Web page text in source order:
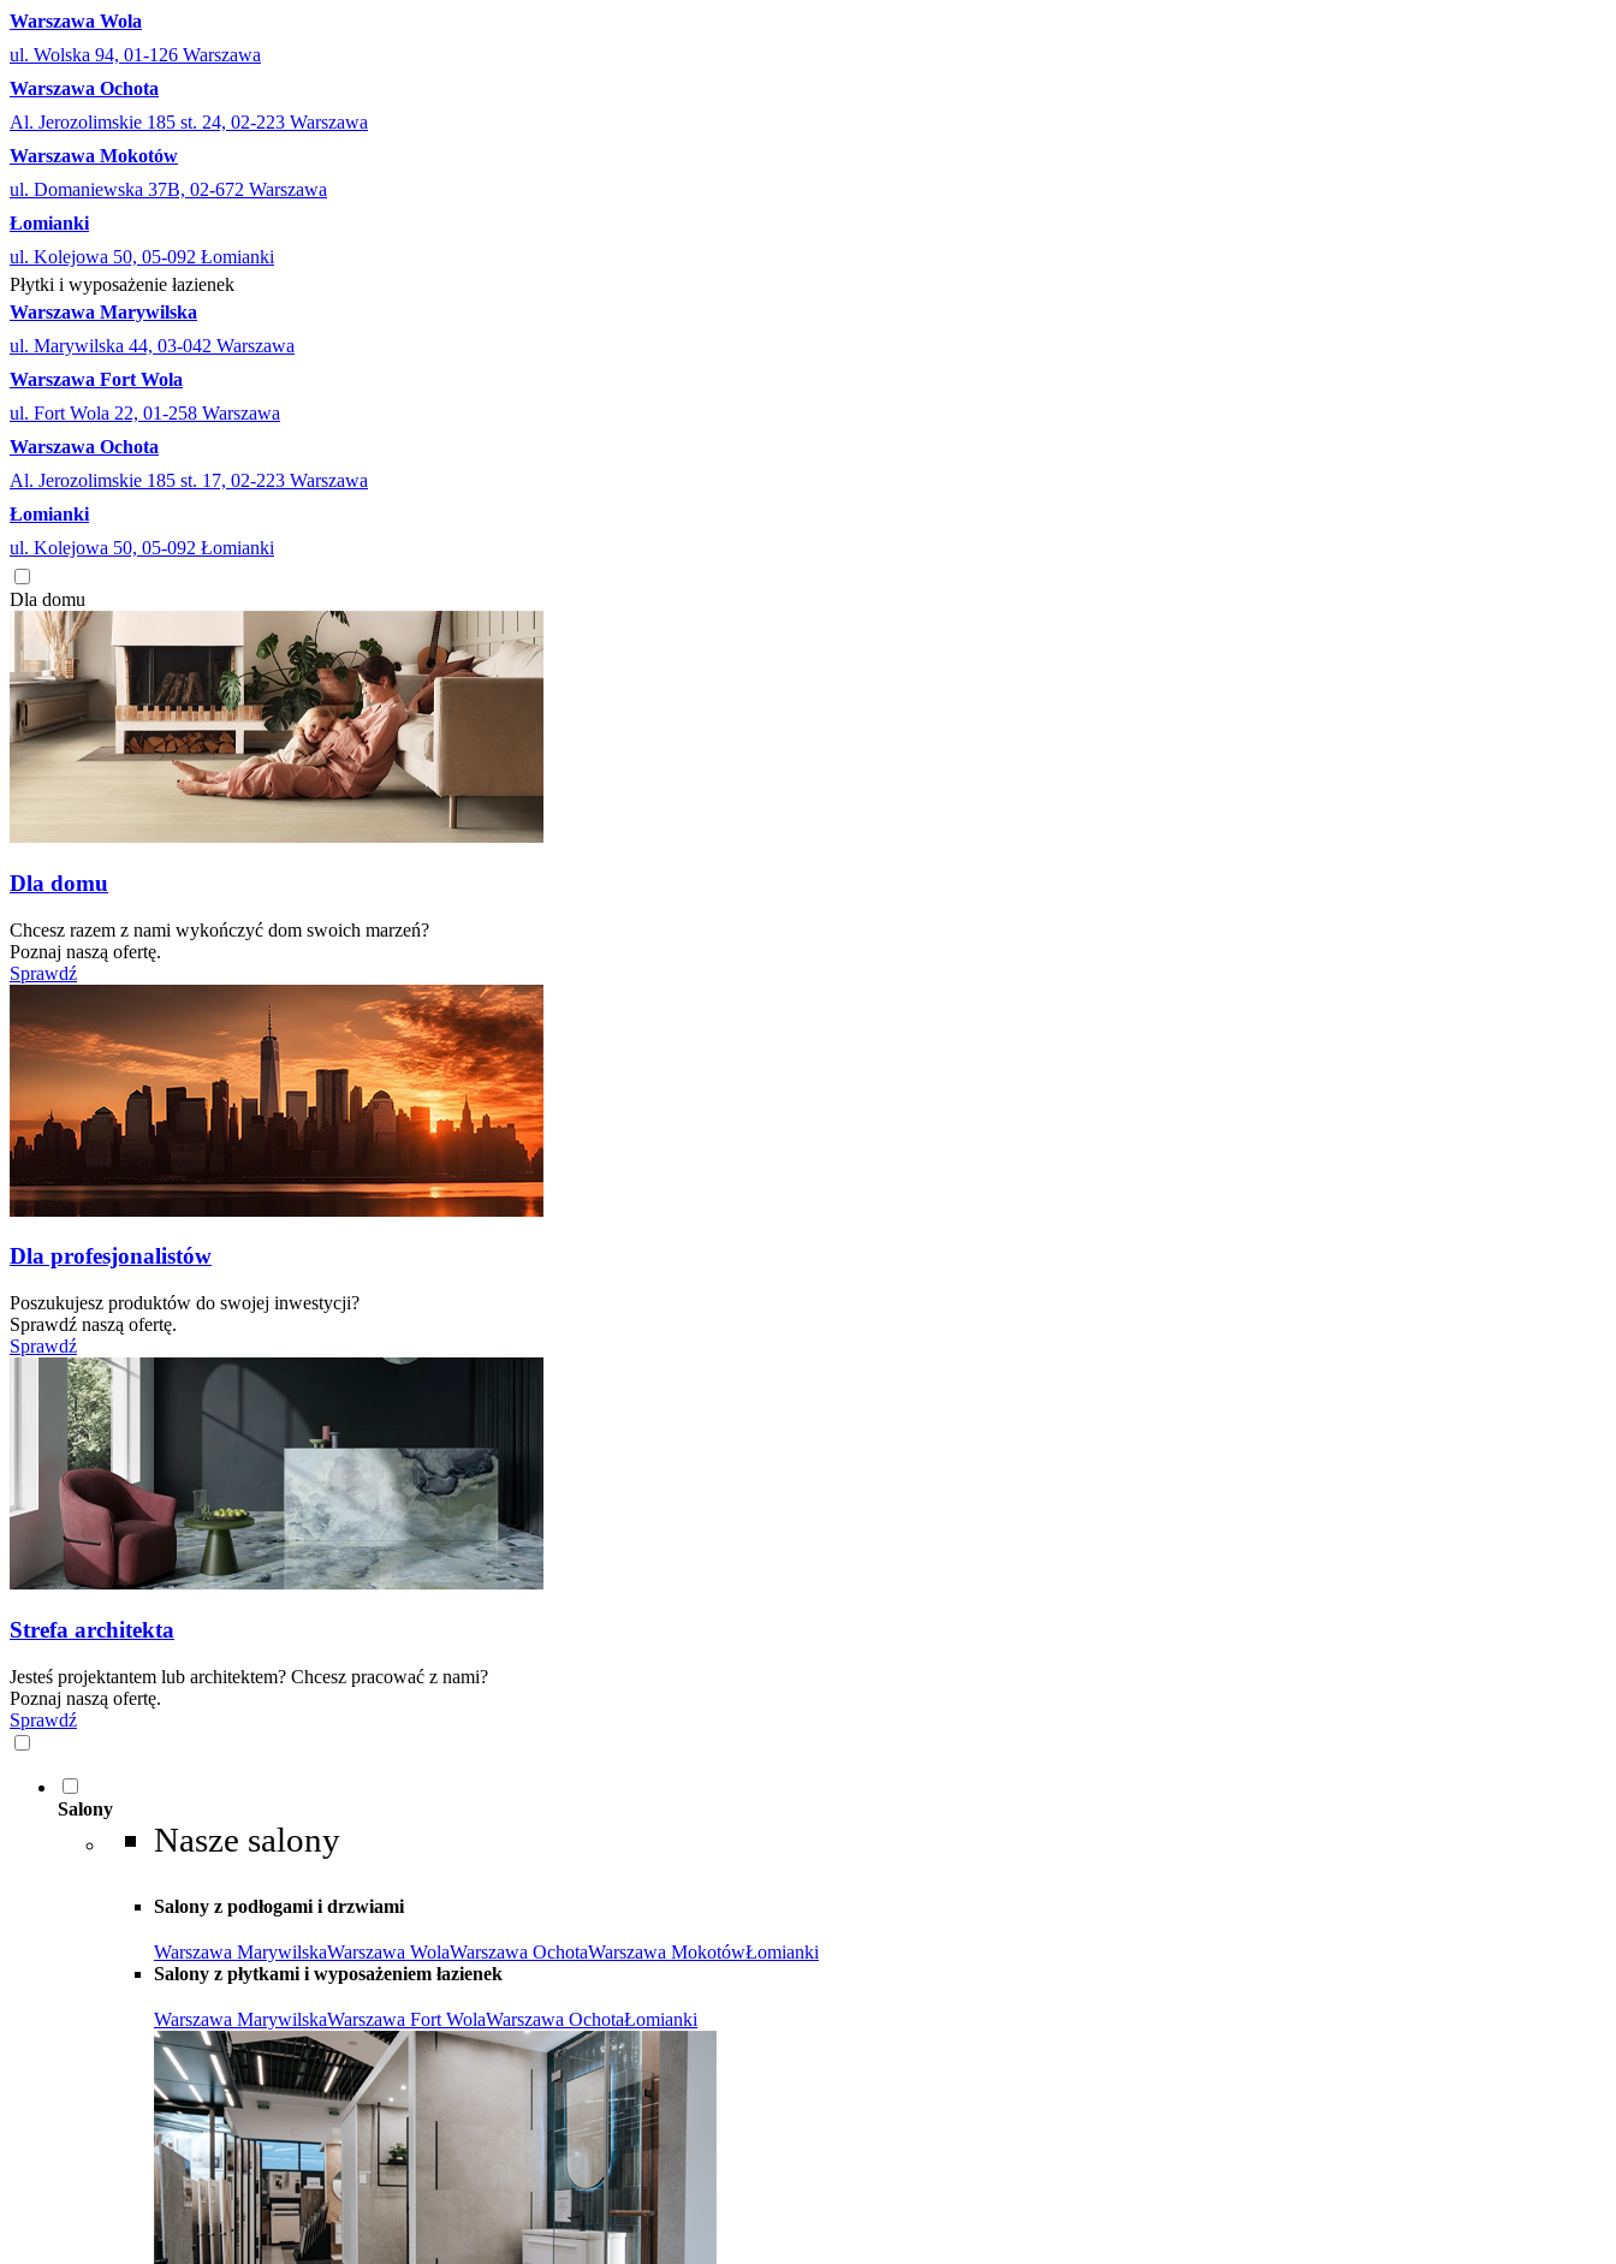
Warszawa Wola
ul. Wolska 94, 01-126 Warszawa
Warszawa Ochota
Al. Jerozolimskie 185 st. 24, 02-223 Warszawa
Warszawa Mokotów
ul. Domaniewska 37B, 02-672 Warszawa
Łomianki
ul. Kolejowa 50, 05-092 Łomianki
Płytki i wyposażenie łazienek
Warszawa Marywilska
ul. Marywilska 44, 03-042 Warszawa
Warszawa Fort Wola
ul. Fort Wola 22, 01-258 Warszawa
Warszawa Ochota
Al. Jerozolimskie 185 st. 17, 02-223 Warszawa
Łomianki
ul. Kolejowa 50, 05-092 Łomianki
Dla domu
Dla domu
Chcesz razem z nami wykończyć dom swoich marzeń?
Poznaj naszą ofertę.
Sprawdź
Dla profesjonalistów
Poszukujesz produktów do swojej inwestycji?
Sprawdź naszą ofertę.
Sprawdź
Strefa architekta
Jesteś projektantem lub architektem? Chcesz pracować z nami?
Poznaj naszą ofertę.
Sprawdź
Salony
Nasze salony
Salony z podłogami i drzwiami
Warszawa MarywilskaWarszawa WolaWarszawa OchotaWarszawa MokotówŁomianki
Salony z płytkami i wyposażeniem łazienek
Warszawa MarywilskaWarszawa Fort WolaWarszawa OchotaŁomianki